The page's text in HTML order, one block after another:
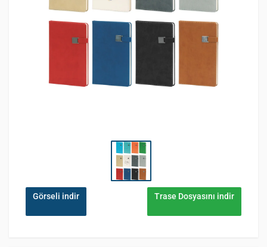
Görseli indir Trase Dosyasını indir